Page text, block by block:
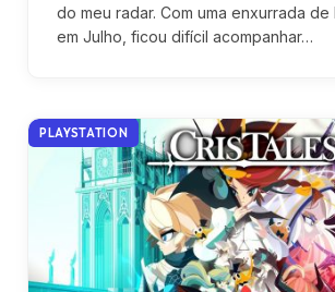
do meu radar. Com uma enxurrada de
em Julho, ficou difícil acompanhar…
PLAYSTATION